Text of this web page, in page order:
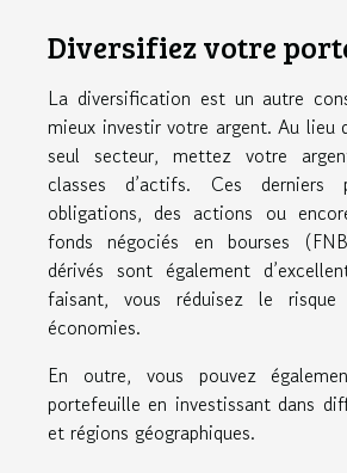
Diversifiez votre
La diversification est un autre
mieux investir votre argent. Au lieu
seul secteur, mettez votre
classes d’actifs. Ces derniers
obligations, des actions ou
fonds négociés en bourses
dérivés sont également
faisant, vous réduisez le
économies.
En outre, vous pouvez
portefeuille en investissant dans
et régions géographiques.